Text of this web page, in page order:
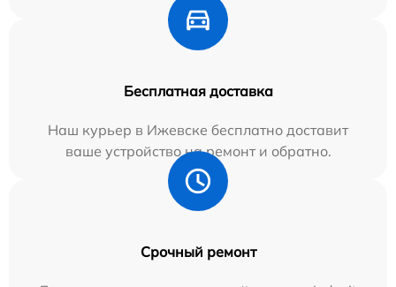
Бесплатная доставка
Наш курьер в Ижевске бесплатно доставит
ваше устройство на ремонт и обратно.
Срочный ремонт